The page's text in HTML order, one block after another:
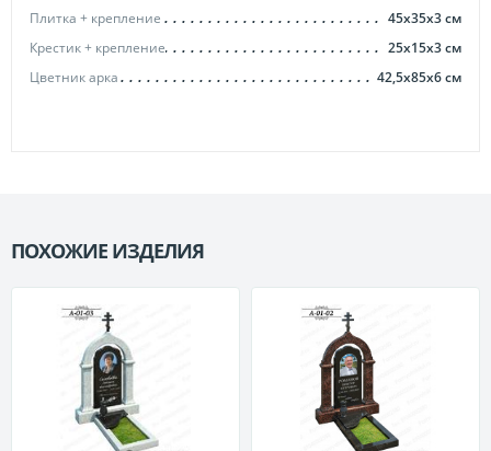
Плитка + крепление
45х35х3см
Крестик + крепление
25х15х3см
Цветник арка
42,5х85х6см
ПОХОЖИЕ ИЗДЕЛИЯ